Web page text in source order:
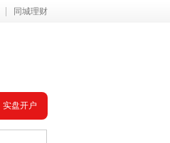
同城理财
实盘开户